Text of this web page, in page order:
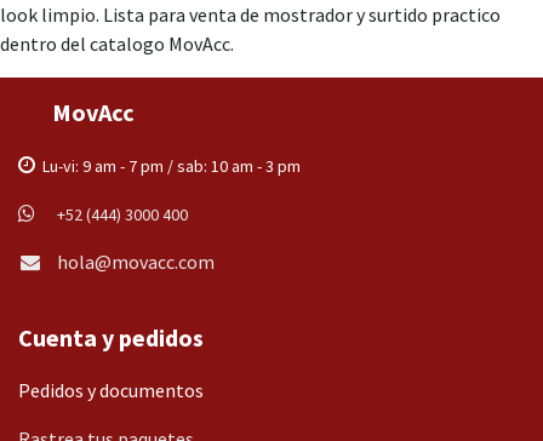
look limpio. Lista para venta de mostrador y surtido practico
dentro del catalogo MovAcc.
MovAcc
Lu-vi: 9 am - 7 pm / sab: 10 am - 3 pm
+52 (444) 3000 400
hola@movacc.com
Cuenta y pedidos
Pedidos y documentos